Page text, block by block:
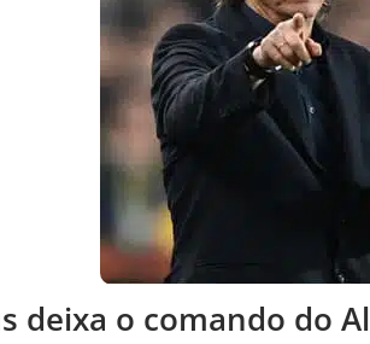
deixa o comando do